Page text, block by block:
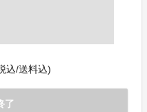
込/送料込)
了